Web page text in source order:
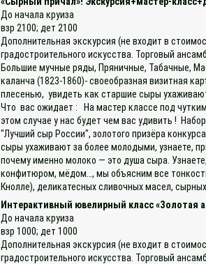
До начала круиза
взр 2100; дет 2100
Дополнительная экскурсия (не входит в
градостроительного искусства. Торговый
Большие мучные ряды, Пряничные, Табачные,
каланча (1823-1860)- своеобразная визитная
плесенью, увидеть как старшие сыры
Что вас ожидает : На мастер классе под
этом случае у нас будет чем вас удивить !
"Лучший сыр России", золотого призёра
сыры ухаживают за более молодыми, узнаете,
почему именно молоко — это душа сыра.
конфитюром, мёдом…, мы объясним все
Кнолле), деликатесных сливочных масел,
Интерактивный ювелирный класс «Золотая
До начала круиза
взр 1000; дет 1000
Дополнительная экскурсия (не входит в
градостроительного искусства. Торговый